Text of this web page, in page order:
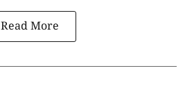
Read More